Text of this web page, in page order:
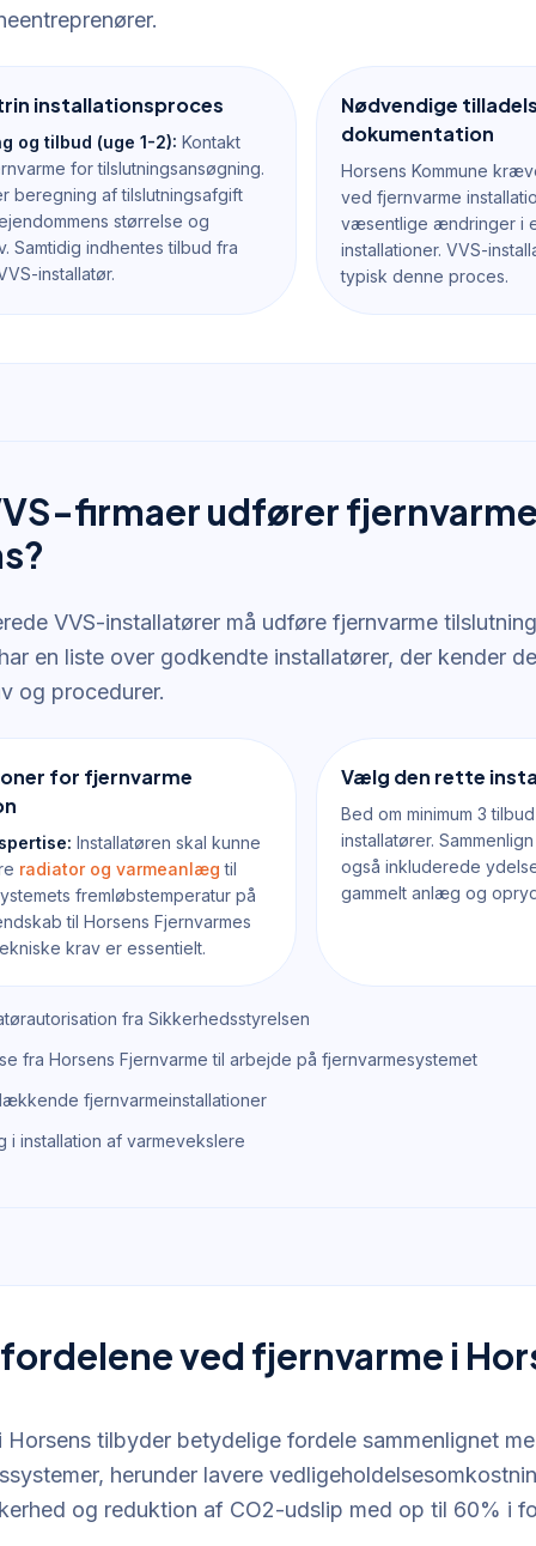
installationsproces
og tilbud (uge 1-2): Kontakt
for tilslutningsansøgning.
beregning af tilslutningsafgift
størrelse og
Samtidig indhentes tilbud fra
installatør.
Nødvendige
dokumentation
Horsens Kommune
ved fjernvarme
væsentlige ændringer i
installationer. VVS-
typisk denne proces.
firmaer udfører
VVS-installatører må udføre fjernvarme
en liste over godkendte installatører, der kender
og procedurer.
for fjernvarme
Installatøren skal kunne
radiator og varmeanlæg til
fremløbstemperatur på
til Horsens Fjernvarmes
krav er essentielt.
Vælg den rette
Bed om minimum 3
installatører.
også inkluderede
gammelt anlæg og
fra Sikkerhedsstyrelsen
fra Horsens Fjernvarme til arbejde på fjernvarmesystemet
fjernvarmeinstallationer
i installation af varmevekslere
ved fjernvarme i
Horsens tilbyder betydelige fordele sammenlignet
herunder lavere
og reduktion af CO2-udslip med op til 60% i